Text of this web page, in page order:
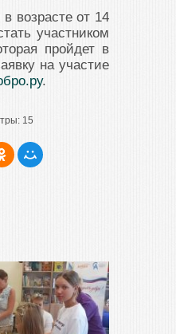
возрасте от 14
участником
пройдет в
на участие
.
15